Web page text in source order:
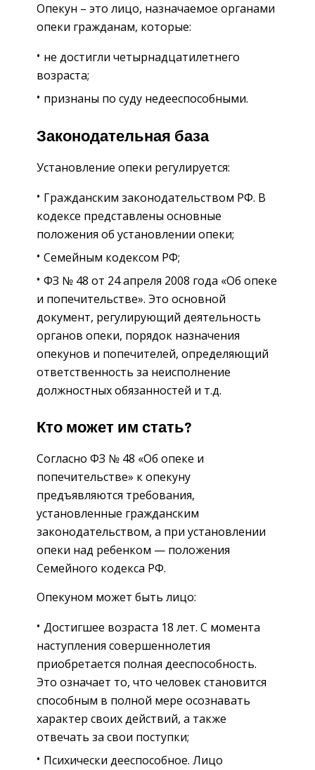
Опекун – это лицо, назначаемое органами
опеки гражданам, которые:
не достигли четырнадцатилетнего
возраста;
признаны по суду недееспособными.
Законодательная база
Установление опеки регулируется:
Гражданским законодательством РФ. В
кодексе представлены основные
положения об установлении опеки;
Семейным кодексом РФ;
ФЗ № 48 от 24 апреля 2008 года «Об опеке
и попечительстве». Это основной
документ, регулирующий деятельность
органов опеки, порядок назначения
опекунов и попечителей, определяющий
ответственность за неисполнение
должностных обязанностей и т.д.
Кто может им стать?
Согласно ФЗ № 48 «Об опеке и
попечительстве» к опекуну
предъявляются требования,
установленные гражданским
законодательством, а при установлении
опеки над ребенком — положения
Семейного кодекса РФ.
Опекуном может быть лицо:
Достигшее возраста 18 лет. С момента
наступления совершеннолетия
приобретается полная дееспособность.
Это означает то, что человек становится
способным в полной мере осознавать
характер своих действий, а также
отвечать за свои поступки;
Психически дееспособное. Лицо